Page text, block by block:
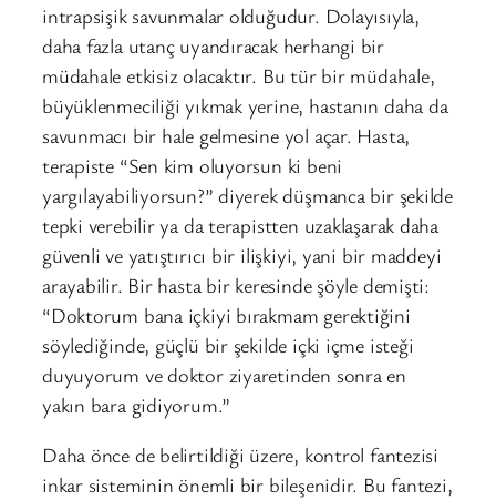
intrapsişik savunmalar olduğudur. Dolayısıyla,
daha fazla utanç uyandıracak herhangi bir
müdahale etkisiz olacaktır. Bu tür bir müdahale,
büyüklenmeciliği yıkmak yerine, hastanın daha da
savunmacı bir hale gelmesine yol açar. Hasta,
terapiste “Sen kim oluyorsun ki beni
yargılayabiliyorsun?” diyerek düşmanca bir şekilde
tepki verebilir ya da terapistten uzaklaşarak daha
güvenli ve yatıştırıcı bir ilişkiyi, yani bir maddeyi
arayabilir. Bir hasta bir keresinde şöyle demişti:
“Doktorum bana içkiyi bırakmam gerektiğini
söylediğinde, güçlü bir şekilde içki içme isteği
duyuyorum ve doktor ziyaretinden sonra en
yakın bara gidiyorum.”
Daha önce de belirtildiği üzere, kontrol fantezisi
inkar sisteminin önemli bir bileşenidir. Bu fantezi,